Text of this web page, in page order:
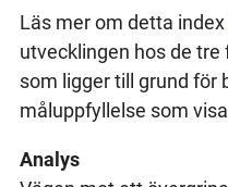
Läs mer om detta index
utvecklingen hos de tre
som ligger till grund för
måluppfyllelse som
Analys